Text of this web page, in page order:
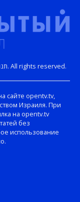
Copyright © Открытый телеканал. תנועת הערבות. All rights reserved.
сайте opentv.tv,
Израиля. При
на opentv.tv
без
использование